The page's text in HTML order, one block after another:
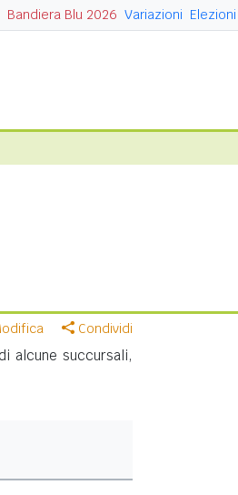
Bandiera Blu 2026 Variazioni Elezioni
Condividi
alcune succursali,